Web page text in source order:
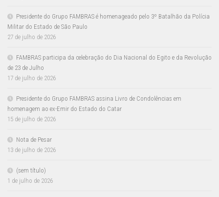
Presidente do Grupo FAMBRAS é homenageado pelo 3º Batalhão da Polícia
Militar do Estado de São Paulo
27 de julho de 2026
FAMBRAS participa da celebração do Dia Nacional do Egito e da Revolução
de 23 de Julho
17 de julho de 2026
Presidente do Grupo FAMBRAS assina Livro de Condolências em
homenagem ao ex-Emir do Estado do Catar
15 de julho de 2026
Nota de Pesar
13 de julho de 2026
(sem título)
1 de julho de 2026